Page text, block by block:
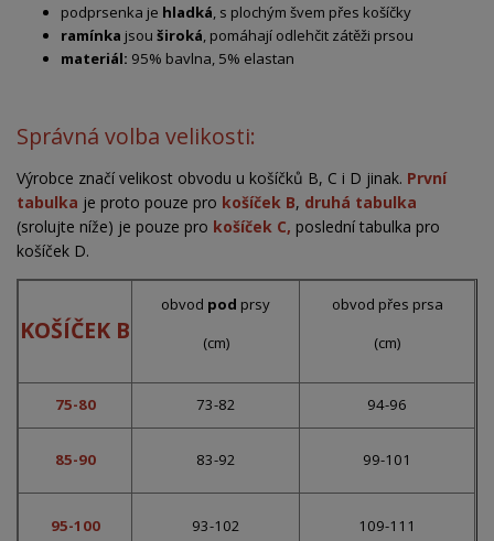
podprsenka je hladká, s plochým švem přes košíčky
ramínka jsou široká, pomáhají odlehčit zátěži prsou
materiál: 95% bavlna, 5% elastan
Správná volba velikosti:
Výrobce značí velikost obvodu u košíčků B, C i D jinak. První
tabulka je proto pouze pro košíček B, druhá tabulka
(srolujte níže) je pouze pro košíček C, poslední tabulka pro
košíček D.
KOŠÍČEK B
obvod pod prsy
(cm)
obvod přes prsa
(cm)
75-80 73-82 94-96
85-90 83-92 99-101
95-100 93-102 109-111